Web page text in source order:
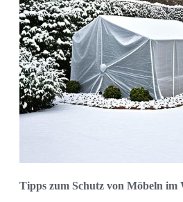
Tipps zum Schutz von Möbeln im